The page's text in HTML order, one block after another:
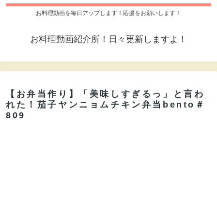
お料理動画を毎日アップします！応援をお願いします！
お料理動画紹介所！日々更新しますよ！
【お弁当作り】「美味しすぎるっ」と言わ
れた！茄子ヤンニョムチキン弁当bento＃
809